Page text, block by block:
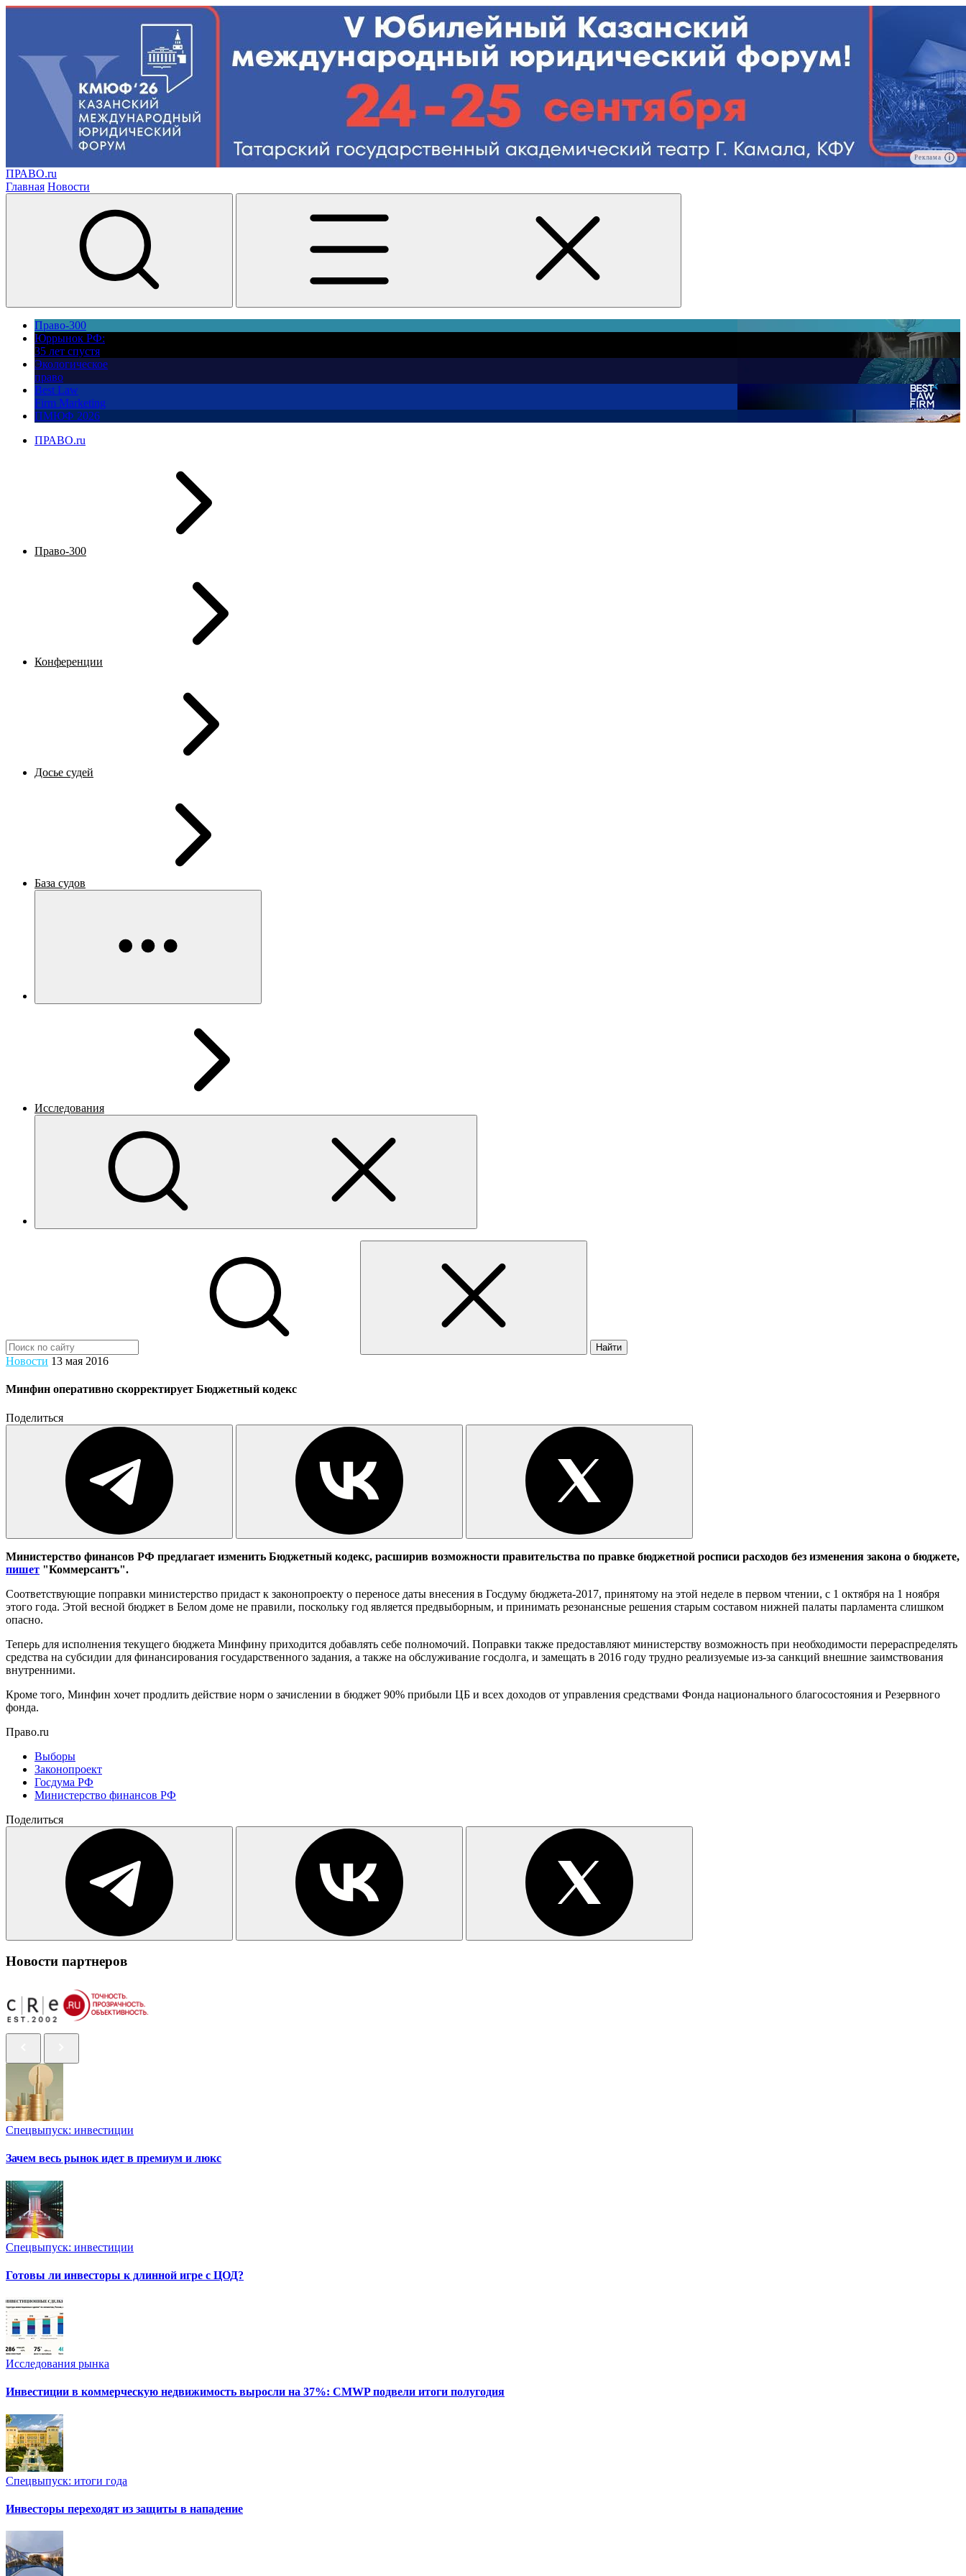
Реклама
ПРАВО.ru
Главная Новости
Право-300
Юррынок РФ:
35 лет спустя
Экологическое
право
Best Law
Firm Marketing
ПМЮФ 2026
ПРАВО.ru
Право-300
Конференции
Досье судей
База судов
Исследования
Найти
Новости 13 мая 2016
Минфин оперативно скорректирует Бюджетный кодекс
Поделиться
Министерство финансов РФ предлагает изменить Бюджетный кодекс, расширив возможности правительства по правке бюджетной росписи расходов без изменения закона о бюджете,
пишет "Коммерсантъ".
Соответствующие поправки министерство придаст к законопроекту о переносе даты внесения в Госдуму бюджета-2017, принятому на этой неделе в первом чтении, с 1 октября на 1 ноября
этого года. Этой весной бюджет в Белом доме не правили, поскольку год является предвыборным, и принимать резонансные решения старым составом нижней палаты парламента слишком
опасно.
Теперь для исполнения текущего бюджета Минфину приходится добавлять себе полномочий. Поправки также предоставляют министерству возможность при необходимости перераспределять
средства на субсидии для финансирования государственного задания, а также на обслуживание госдолга, и замещать в 2016 году трудно реализуемые из-за санкций внешние заимствования
внутренними.
Кроме того, Минфин хочет продлить действие норм о зачислении в бюджет 90% прибыли ЦБ и всех доходов от управления средствами Фонда национального благосостояния и Резервного
фонда.
Право.ru
Выборы
Законопроект
Госдума РФ
Министерство финансов РФ
Поделиться
Новости партнеров
Спецвыпуск: инвестиции
Зачем весь рынок идет в премиум и люкс
Спецвыпуск: инвестиции
Готовы ли инвесторы к длинной игре с ЦОД?
Исследования рынка
Инвестиции в коммерческую недвижимость выросли на 37%: CMWP подвели итоги полугодия
Спецвыпуск: итоги года
Инвесторы переходят из защиты в нападение